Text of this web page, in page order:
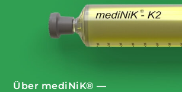
Über mediNiK® —